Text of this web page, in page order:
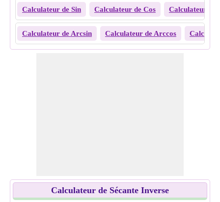
Calculateur de Sin Calculateur de Cos Calculateur de
Calculateur de Arcsin Calculateur de Arccos
Calculateur de Sécante Inverse